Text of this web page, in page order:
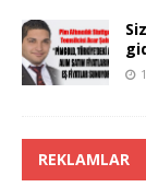
REKLAMLAR